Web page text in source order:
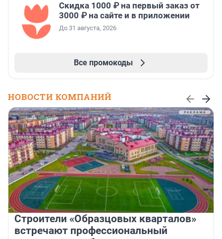
Скидка 1000 ₽ на первый заказ от
3000 ₽ на сайте и в приложении
До 31 августа, 2026
Все промокоды
НОВОСТИ КОМПАНИЙ
Строители «Образцовых кварталов»
встречают профессиональный